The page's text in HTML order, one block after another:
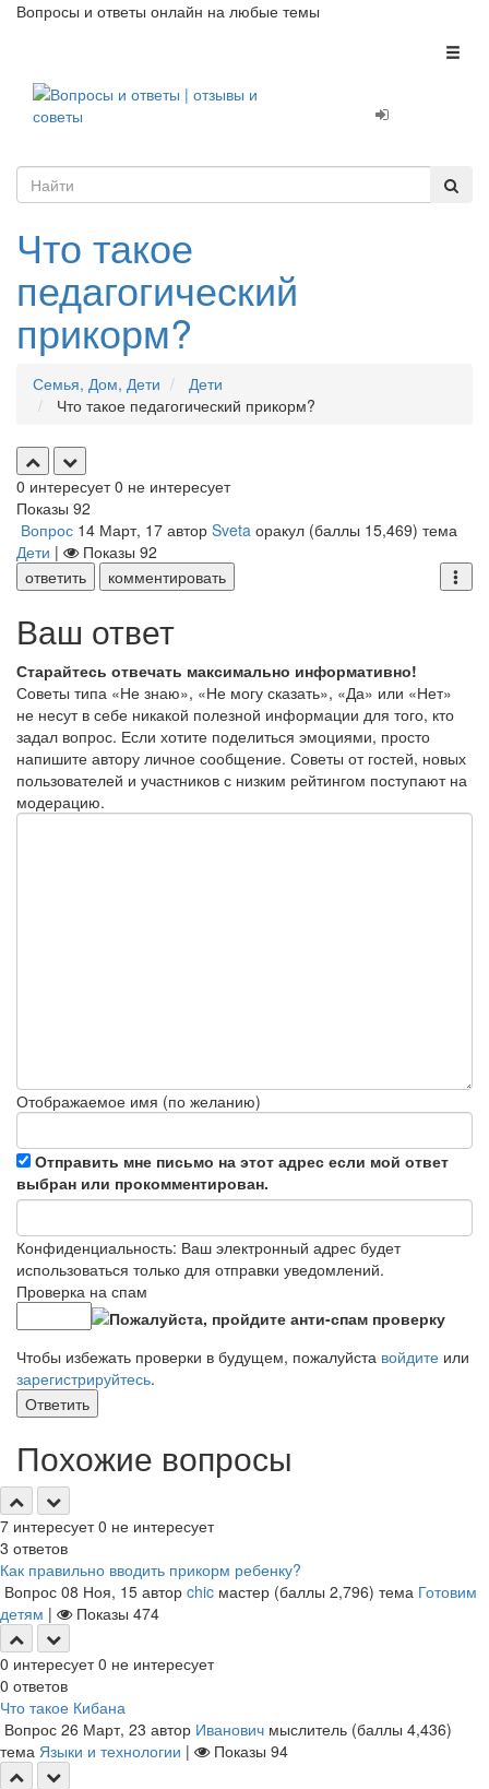
Вопросы и ответы онлайн на любые темы
Что такое
педагогический
прикорм?
Семья, Дом, Дети
Дети
Что такое педагогический прикорм?
0 интересует 0 не интересует
Показы 92
Вопрос 14 Март, 17 автор Sveta оракул (баллы 15,469) тема
Дети | Показы 92
ответить
комментировать
Ваш ответ
Старайтесь отвечать максимально информативно!
Советы типа «Не знаю», «Не могу сказать», «Да» или «Нет»
не несут в себе никакой полезной информации для того, кто
задал вопрос. Если хотите поделиться эмоциями, просто
напишите автору личное сообщение. Советы от гостей, новых
пользователей и участников с низким рейтингом поступают на
модерацию.
Отображаемое имя (по желанию)
Отправить мне письмо на этот адрес если мой ответ
выбран или прокомментирован.
Конфиденциальность: Ваш электронный адрес будет
использоваться только для отправки уведомлений.
Проверка на спам
Чтобы избежать проверки в будущем, пожалуйста войдите или
зарегистрируйтесь.
Ответить
Похожие вопросы
7 интересует 0 не интересует
3 ответов
Как правильно вводить прикорм ребенку?
Вопрос 08 Ноя, 15 автор chic мастер (баллы 2,796) тема Готовим
детям | Показы 474
0 интересует 0 не интересует
0 ответов
Что такое Кибана
Вопрос 26 Март, 23 автор Иванович мыслитель (баллы 4,436)
тема Языки и технологии | Показы 94